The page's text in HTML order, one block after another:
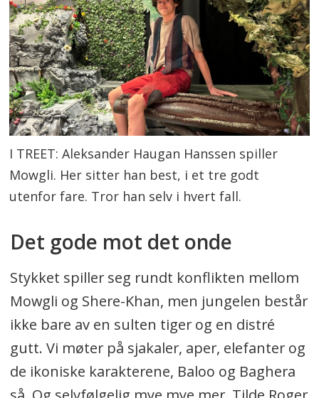
I TREET: Aleksander Haugan Hanssen spiller
Mowgli. Her sitter han best, i et tre godt
utenfor fare. Tror han selv i hvert fall.
Det gode mot det onde
Stykket spiller seg rundt konflikten mellom
Mowgli og Shere-Khan, men jungelen består
ikke bare av en sulten tiger og en distré
gutt. Vi møter på sjakaler, aper, elefanter og
de ikoniske karakterene, Baloo og Baghera